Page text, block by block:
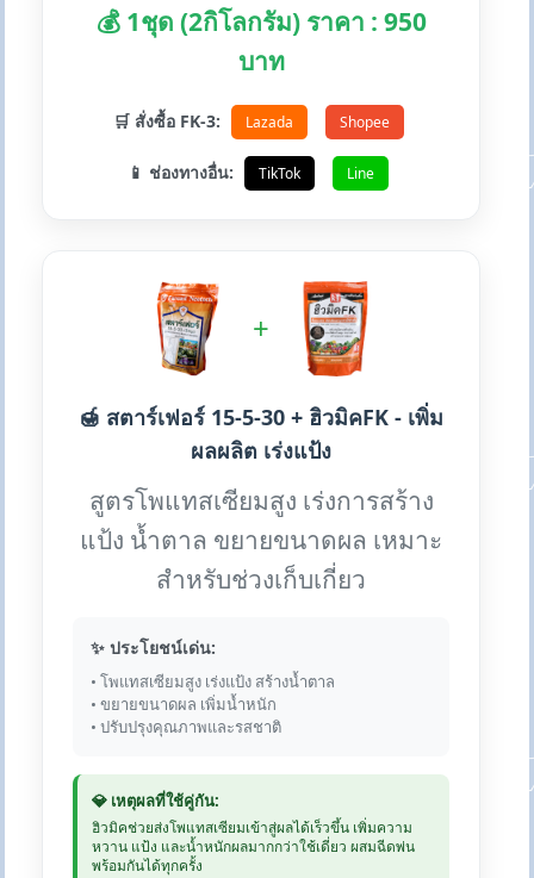
💰 1ชุด (2กิโลกรัม) ราคา : 950
บาท
🛒 สั่งซื้อ FK-3: Lazada Shopee
📱 ช่องทางอื่น: TikTok Line
+
🍯 สตาร์เฟอร์ 15-5-30 + ฮิวมิคFK - เพิ่ม
ผลผลิต เร่งแป้ง
สูตรโพแทสเซียมสูง เร่งการสร้าง
แป้ง น้ำตาล ขยายขนาดผล เหมาะ
สำหรับช่วงเก็บเกี่ยว
✨ ประโยชน์เด่น:
• โพแทสเซียมสูง เร่งแป้ง สร้างน้ำตาล
• ขยายขนาดผล เพิ่มน้ำหนัก
• ปรับปรุงคุณภาพและรสชาติ
💎 เหตุผลที่ใช้คู่กัน:
ฮิวมิคช่วยส่งโพแทสเซียมเข้าสู่ผลได้เร็วขึ้น เพิ่มความ
หวาน แป้ง และน้ำหนักผลมากกว่าใช้เดี่ยว ผสมฉีดพ่น
พร้อมกันได้ทุกครั้ง